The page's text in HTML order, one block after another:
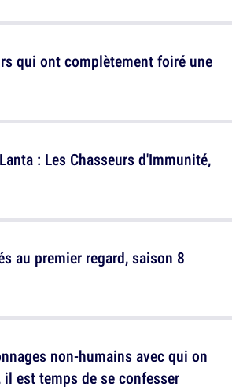
qui ont complètement foiré une
au premier regard, saison 8
: Les Chasseurs d'Immunité,
non-humains avec qui on
il est temps de se confesser